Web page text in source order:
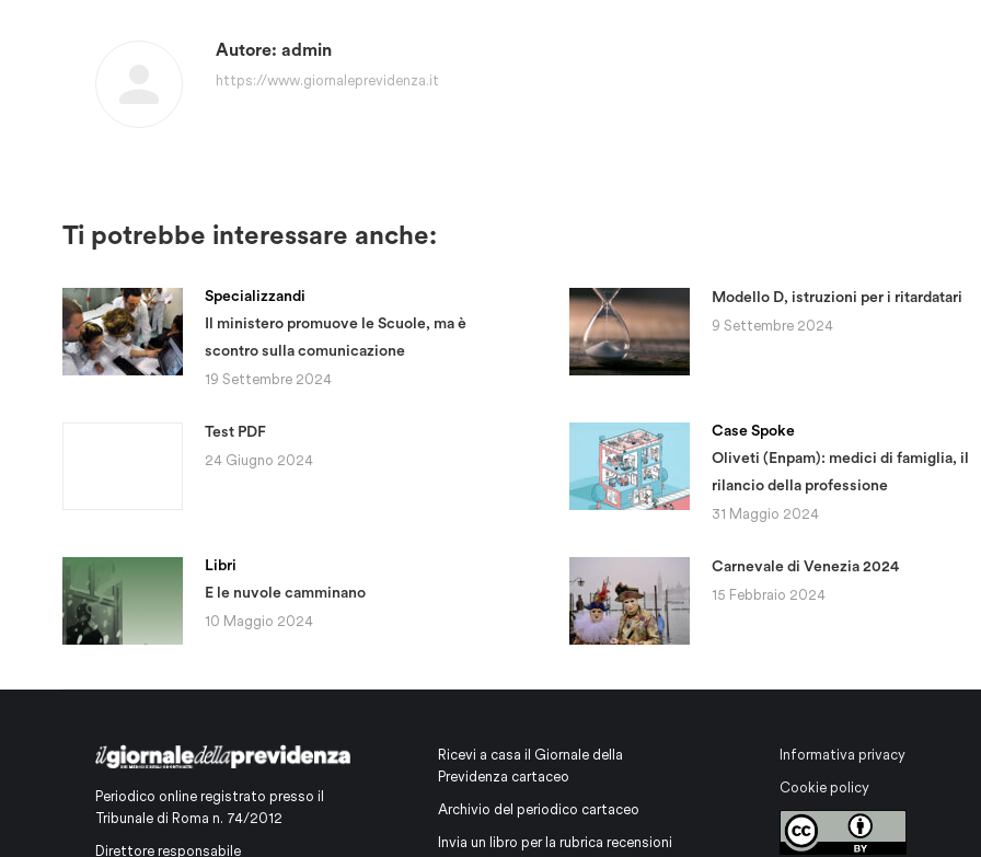
Autore: admin
https://www.giornaleprevidenza.it
Ti potrebbe interessare anche:
Specializzandi
Il ministero promuove le Scuole, ma è
scontro sulla comunicazione
19 Settembre 2024
Modello D, istruzioni per i ritardatari
9 Settembre 2024
Test PDF
24 Giugno 2024
Case Spoke
Oliveti (Enpam): medici di famiglia, il
rilancio della professione
31 Maggio 2024
Libri
E le nuvole camminano
10 Maggio 2024
Carnevale di Venezia 2024
15 Febbraio 2024
Periodico online registrato presso il
Tribunale di Roma n. 74/2012
Direttore responsabile
Ricevi a casa il Giornale della
Previdenza cartaceo
Archivio del periodico cartaceo
Invia un libro per la rubrica recensioni
Informativa privacy
Cookie policy